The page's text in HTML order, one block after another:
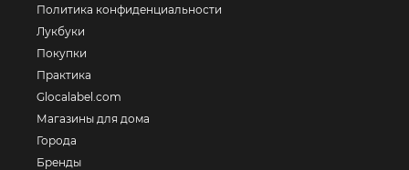
Политика конфиденциальности
Лукбуки
Покупки
Практика
Glocalabel.com
Магазины для дома
Города
Бренды